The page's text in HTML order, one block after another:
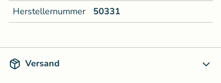
Herstellernummer
50331
Versand